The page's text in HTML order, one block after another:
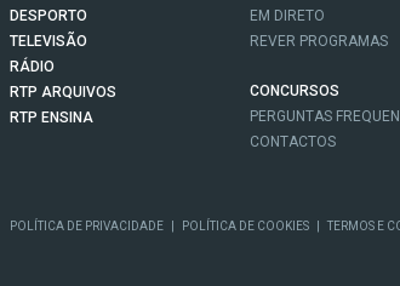
DESPORTO
TELEVISÃO
RÁDIO
RTP ARQUIVOS
RTP ENSINA
EM DIRETO
REVER PROGRAMAS
CONCURSOS
PERGUNTAS
CONTACTOS
POLÍTICA DE PRIVACIDADE POLÍTICA DE COOKIES TERMOS E